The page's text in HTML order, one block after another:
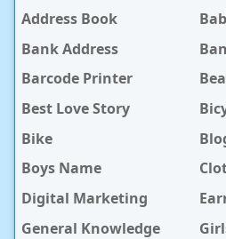
Address Book
Bank Address
Barcode Printer
Best Love Story
Bike
Boys Name
Digital Marketing
General Knowledge